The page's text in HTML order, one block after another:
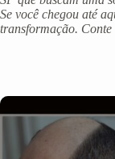
Se você chegou até
transformação.